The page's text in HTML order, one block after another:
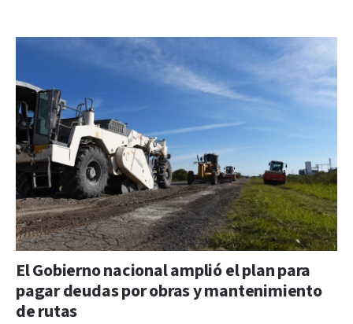
El Gobierno nacional amplió el plan para
pagar deudas por obras y mantenimiento
de rutas